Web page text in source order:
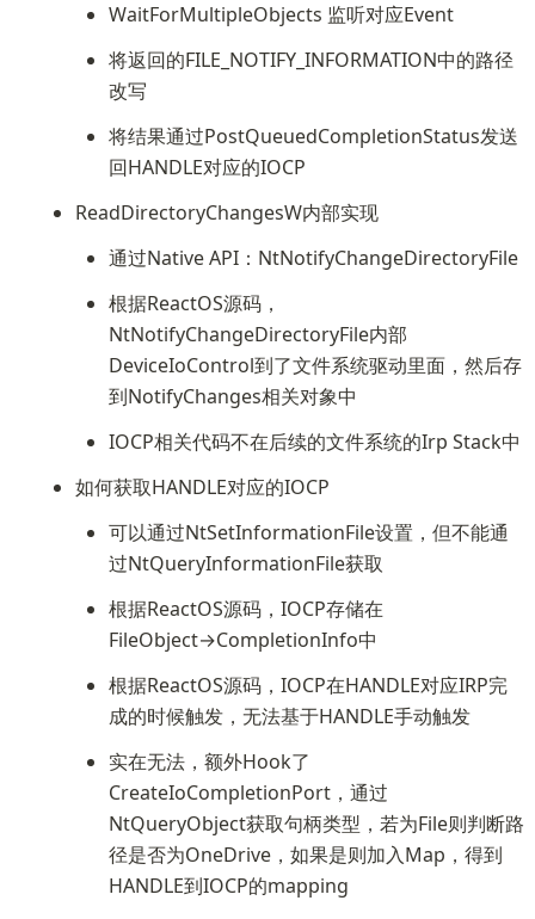
WaitForMultipleObjects 监听对应Event
将返回的FILE_NOTIFY_INFORMATION中的路径
改写
将结果通过PostQueuedCompletionStatus发送
回HANDLE对应的IOCP
ReadDirectoryChangesW内部实现
通过Native API：NtNotifyChangeDirectoryFile
根据ReactOS源码，
NtNotifyChangeDirectoryFile内部
DeviceIoControl到了文件系统驱动里面，然后存
到NotifyChanges相关对象中
IOCP相关代码不在后续的文件系统的Irp Stack中
如何获取HANDLE对应的IOCP
可以通过NtSetInformationFile设置，但不能通
过NtQueryInformationFile获取
根据ReactOS源码，IOCP存储在
FileObject→CompletionInfo中
根据ReactOS源码，IOCP在HANDLE对应IRP完
成的时候触发，无法基于HANDLE手动触发
实在无法，额外Hook了
CreateIoCompletionPort，通过
NtQueryObject获取句柄类型，若为File则判断路
径是否为OneDrive，如果是则加入Map，得到
HANDLE到IOCP的mapping